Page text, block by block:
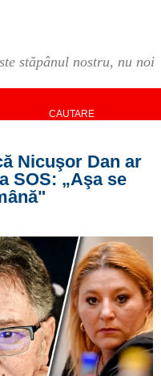
stăpânul nostru, nu noi
CAUTARE
Nicuşor Dan ar
SOS: „Aşa se